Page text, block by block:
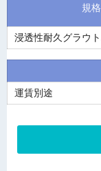
規格
浸透性耐久グラウ
運賃別途